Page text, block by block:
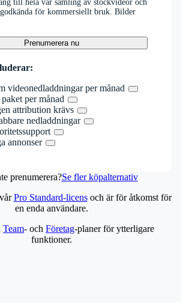
till hela vår samling av stockvideor och
för kommersiellt bruk. Bilder
Prenumerera nu
videonedladdningar per månad
per månad
attribution krävs
nedladdningar
annonser
prenumerera?Se fler köpalternativ
Pro Standard-licensoch är för åtkomst för
en enda användare.
Team- och Företag-planer för ytterligare
funktioner.